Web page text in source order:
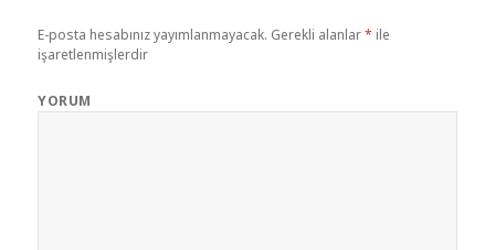
E-posta hesabınız yayımlanmayacak. Gerekli alanlar* ile
işaretlenmişlerdir
YORUM